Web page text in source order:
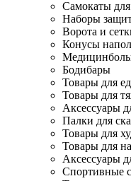
Самокаты
Наборы
Ворота и
Конусы
Бодибары
Товары для
Товары для
Аксессуары
Палки для
Товары для
Товары для
Аксессуары
Спортивные